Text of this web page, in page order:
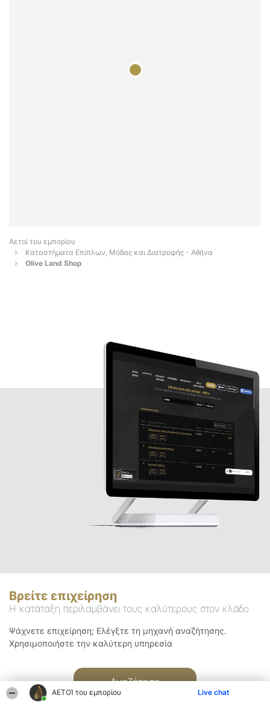
ΑΕΤΟΊ του εμπορίου Live chat
Αετοί του εμπορίου
Καταστήματα Επίπλων, Μόδας και Διατροφής - Αθήνα
Olive Land Shop
Βρείτε επιχείρηση
Η κατάταξη περιλαμβάνει τους καλύτερους στον κλάδο
Ψάχνετε επιχείρηση; Ελέγξτε τη μηχανή αναζήτησης.
Χρησιμοποιήστε την καλύτερη υπηρεσία
Αναζήτηση